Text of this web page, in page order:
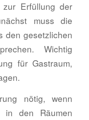
Erfüllung der
muss die
den gesetzlichen
Wichtig
für Gastraum,
nötig, wenn
in den Räumen